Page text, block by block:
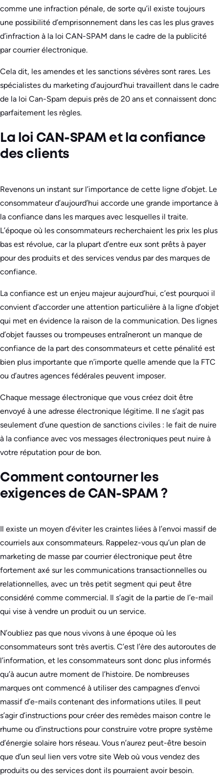
comme une infraction pénale, de sorte qu’il existe toujours
une possibilité d’emprisonnement dans les cas les plus graves
d’infraction à la loi CAN-SPAM dans le cadre de la publicité
par courrier électronique.
Cela dit, les amendes et les sanctions sévères sont rares. Les
spécialistes du marketing d’aujourd’hui travaillent dans le cadre
de la loi Can-Spam depuis près de 20 ans et connaissent donc
parfaitement les règles.
La loi CAN-SPAM et la confiance
des clients
Revenons un instant sur l’importance de cette ligne d’objet. Le
consommateur d’aujourd’hui accorde une grande importance à
la confiance dans les marques avec lesquelles il traite.
L’époque où les consommateurs recherchaient les prix les plus
bas est révolue, car la plupart d’entre eux sont prêts à payer
pour des produits et des services vendus par des marques de
confiance.
La confiance est un enjeu majeur aujourd’hui, c’est pourquoi il
convient d’accorder une attention particulière à la ligne d’objet
qui met en évidence la raison de la communication. Des lignes
d’objet fausses ou trompeuses entraîneront un manque de
confiance de la part des consommateurs et cette pénalité est
bien plus importante que n’importe quelle amende que la FTC
ou d’autres agences fédérales peuvent imposer.
Chaque message électronique que vous créez doit être
envoyé à une adresse électronique légitime. Il ne s’agit pas
seulement d’une question de sanctions civiles : le fait de nuire
à la confiance avec vos messages électroniques peut nuire à
votre réputation pour de bon.
Comment contourner les
exigences de CAN-SPAM ?
Il existe un moyen d’éviter les craintes liées à l’envoi massif de
courriels aux consommateurs. Rappelez-vous qu’un plan de
marketing de masse par courrier électronique peut être
fortement axé sur les communications transactionnelles ou
relationnelles, avec un très petit segment qui peut être
considéré comme commercial. Il s’agit de la partie de l’e-mail
qui vise à vendre un produit ou un service.
N’oubliez pas que nous vivons à une époque où les
consommateurs sont très avertis. C’est l’ère des autoroutes de
l’information, et les consommateurs sont donc plus informés
qu’à aucun autre moment de l’histoire. De nombreuses
marques ont commencé à utiliser des campagnes d’envoi
massif d’e-mails contenant des informations utiles. Il peut
s’agir d’instructions pour créer des remèdes maison contre le
rhume ou d’instructions pour construire votre propre système
d’énergie solaire hors réseau. Vous n’aurez peut-être besoin
que d’un seul lien vers votre site Web où vous vendez des
produits ou des services dont ils pourraient avoir besoin.